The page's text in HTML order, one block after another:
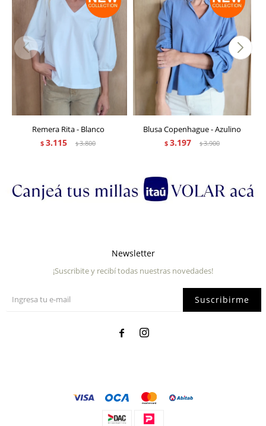
Remera Rita - Blanco
$ 3.115 $3.800
Blusa Copenhague - Azulino
$ 3.197 $3.900
Newsletter
¡Suscribite y recibí todas nuestras novedades!
Suscribirme
 